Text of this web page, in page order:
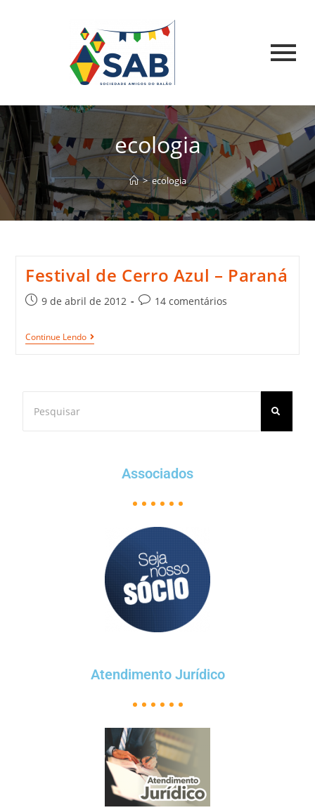
ecologia
> ecologia
Festival de Cerro Azul – Paraná
9 de abril de 2012 14 comentários
Continue Lendo
Associados
Atendimento Jurídico